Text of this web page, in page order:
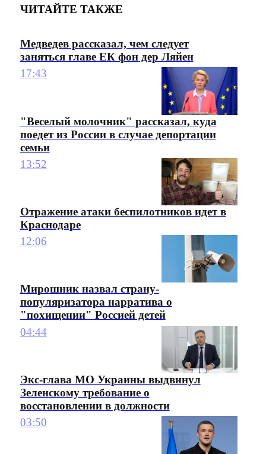
ЧИТАЙТЕ ТАКЖЕ
Медведев рассказал, чем следует
заняться главе ЕК фон дер Ляйен
17:43
"Веселый молочник" рассказал, куда
поедет из России в случае депортации
семьи
13:52
Отражение атаки беспилотников идет в
Краснодаре
12:06
Мирошник назвал страну-
популяризатора нарратива о
"похищении" Россией детей
04:44
Экс-глава МО Украины выдвинул
Зеленскому требование о
восстановлении в должности
03:50